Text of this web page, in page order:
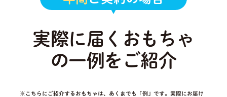
実際に届くおもちゃ
の一例をご紹介
※こちらにご紹介するおもちゃは、あくまでも「例」です。実際にお届け